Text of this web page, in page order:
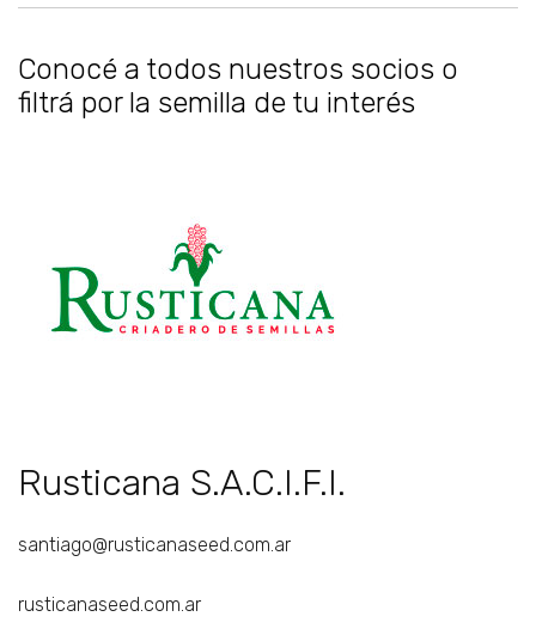
Conocé a todos nuestros socios o
filtrá por la semilla de tu interés
Rusticana S.A.C.I.F.I.
santiago@rusticanaseed.com.ar
rusticanaseed.com.ar